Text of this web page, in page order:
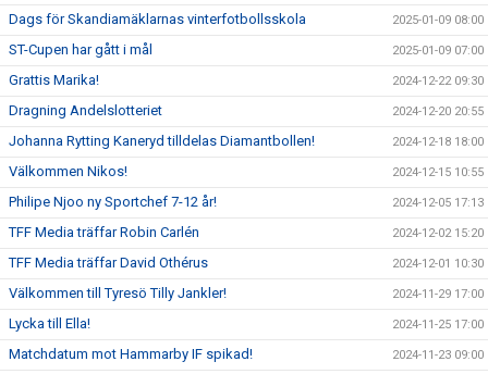
Dags för Skandiamäklarnas vinterfotbollsskola 2025-01-09 08:00
ST-Cupen har gått i mål 2025-01-09 07:00
Grattis Marika! 2024-12-22 09:30
Dragning Andelslotteriet 2024-12-20 20:55
Johanna Rytting Kaneryd tilldelas Diamantbollen! 2024-12-18 18:00
Välkommen Nikos! 2024-12-15 10:55
Philipe Njoo ny Sportchef 7-12 år! 2024-12-05 17:13
TFF Media träffar Robin Carlén 2024-12-02 15:20
TFF Media träffar David Othérus 2024-12-01 10:30
Välkommen till Tyresö Tilly Jankler! 2024-11-29 17:00
Lycka till Ella! 2024-11-25 17:00
Matchdatum mot Hammarby IF spikad! 2024-11-23 09:00